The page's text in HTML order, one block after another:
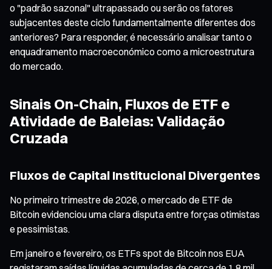
o "padrão sazonal" ultrapassado ou serão os fatores
subjacentes deste ciclo fundamentalmente diferentes dos
anteriores? Para responder, é necessário analisar tanto o
enquadramento macroeconómico como a microestrutura
do mercado.
Sinais On-Chain, Fluxos de ETF e
Atividade de Baleias: Validação
Cruzada
Fluxos de Capital Institucional Divergentes
No primeiro trimestre de 2026, o mercado de ETF de
Bitcoin evidenciou uma clara disputa entre forças otimistas
e pessimistas.
Em janeiro e fevereiro, os ETFs spot de Bitcoin nos EUA